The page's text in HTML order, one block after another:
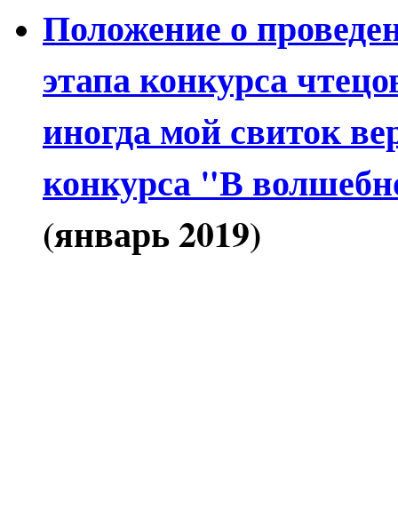
Положение о
этапа конкурса
иногда мой свиток
конкурса "В
(январь 2019)